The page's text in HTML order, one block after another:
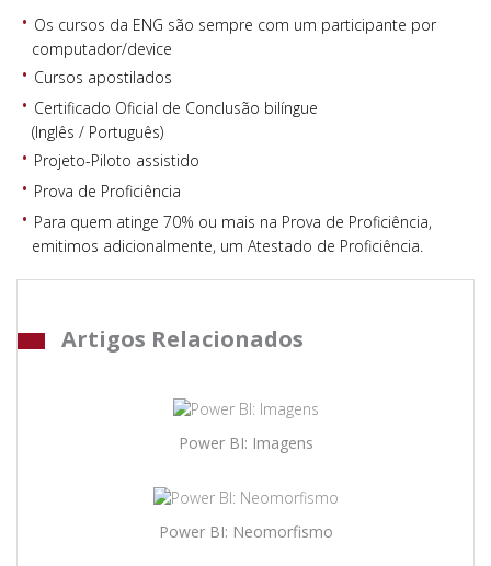
Os cursos da ENG são sempre com um participante por
computador/device
Cursos apostilados
Certificado Oficial de Conclusão bilíngue
(Inglês / Português)
Projeto-Piloto assistido
Prova de Proficiência
Para quem atinge 70% ou mais na Prova de Proficiência,
emitimos adicionalmente, um Atestado de Proficiência.
Artigos Relacionados
Power BI: Imagens
Power BI: Neomorfismo